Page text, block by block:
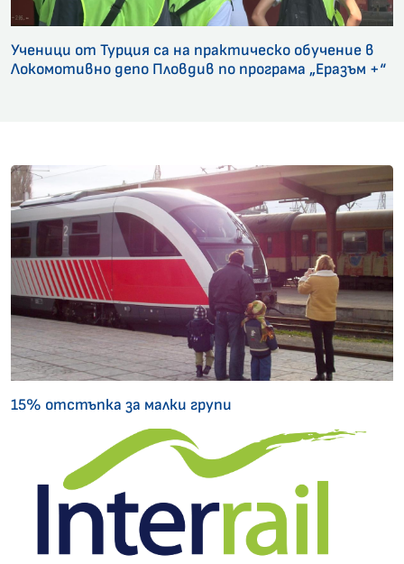
Ученици от Турция са на практическо обучение в
Локомотивно депо Пловдив по програма „Еразъм +“
15% отстъпка за малки групи